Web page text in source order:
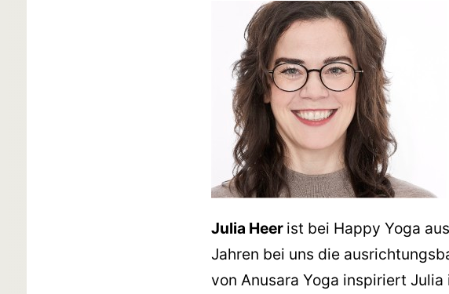
Julia Heer ist bei Happy Yoga
Jahren bei uns die
von Anusara Yoga inspiriert